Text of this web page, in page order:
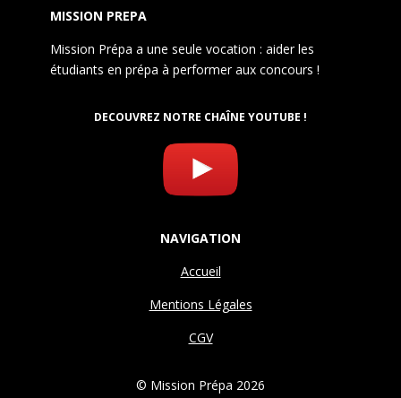
MISSION PREPA
Mission Prépa a une seule vocation : aider les
étudiants en prépa à performer aux concours !
DECOUVREZ NOTRE CHAÎNE YOUTUBE !
NAVIGATION
Accueil
Mentions Légales
CGV
© Mission Prépa 2026